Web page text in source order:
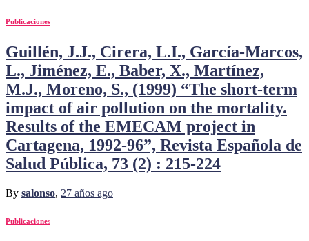
Publicaciones
Guillén, J.J., Cirera, L.I., García-Marcos,
L., Jiménez, E., Baber, X., Martínez,
M.J., Moreno, S., (1999) “The short-term
impact of air pollution on the mortality.
Results of the EMECAM project in
Cartagena, 1992-96”, Revista Española de
Salud Pública, 73 (2) : 215-224
By salonso, 27 años ago
Publicaciones